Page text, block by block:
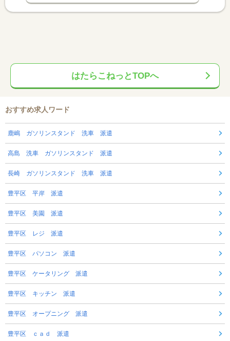
はたらこねっとTOPへ
おすすめ求人ワード
鹿嶋 ガソリンスタンド 洗車 派遣
高島 洗車 ガソリンスタンド 派遣
長崎 ガソリンスタンド 洗車 派遣
豊平区 平岸 派遣
豊平区 美園 派遣
豊平区 レジ 派遣
豊平区 パソコン 派遣
豊平区 ケータリング 派遣
豊平区 キッチン 派遣
豊平区 オープニング 派遣
豊平区 ｃａｄ 派遣